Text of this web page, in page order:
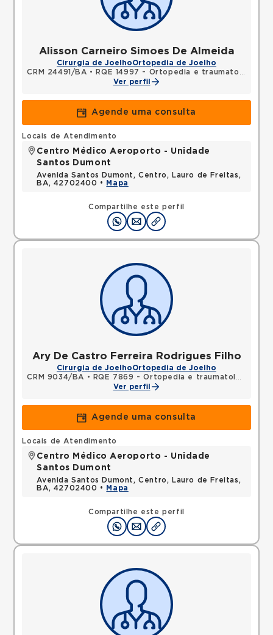
Alisson Carneiro Simoes De Almeida
Cirurgia de JoelhoOrtopedia de Joelho
CRM 24491/BA •
RQE 14997 - Ortopedia e traumatologia
Ver perfil
Agende uma consulta
Compartilhe este perfil
Locais de Atendimento
Centro Médico Aeroporto - Unidade
Santos Dumont
Avenida Santos Dumont, Centro, Lauro de Freitas,
BA, 42702400 •
Mapa
Ary De Castro Ferreira Rodrigues Filho
Cirurgia de JoelhoOrtopedia de Joelho
CRM 9034/BA •
RQE 7869 - Ortopedia e traumatologia
Ver perfil
Agende uma consulta
Compartilhe este perfil
Locais de Atendimento
Centro Médico Aeroporto - Unidade
Santos Dumont
Avenida Santos Dumont, Centro, Lauro de Freitas,
BA, 42702400 •
Mapa